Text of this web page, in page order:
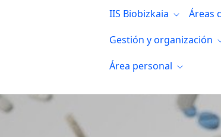
IIS Biobizkaia Áreas
Gestión y organización
Área personal